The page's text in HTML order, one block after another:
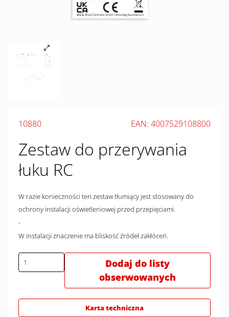
10880 EAN: 4007529108800
Zestaw do przerywania
łuku RC
W razie konieczności ten zestaw tłumiący jest stosowany do
ochrony instalacji oświetleniowej przed przepięciami.
-
W instalacji znaczenie ma bliskość źródeł zakłóceń.
Dodaj do listy
obserwowanych
Karta techniczna